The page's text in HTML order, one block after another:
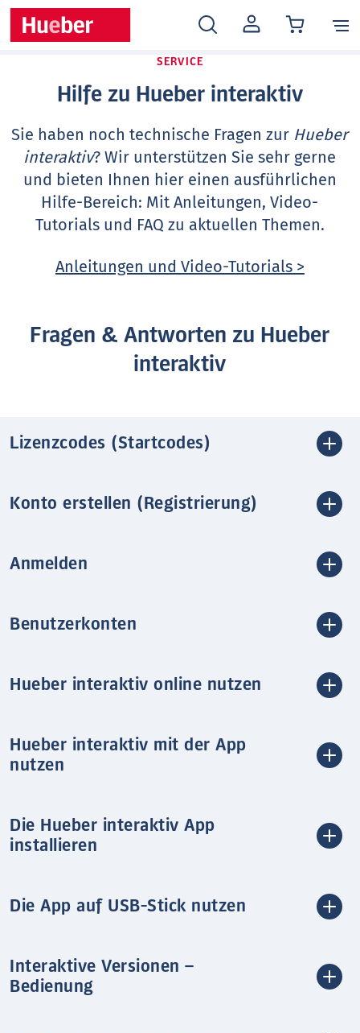
MEIN
KONTO
SERVICE
Hilfe zu Hueber interaktiv
Sie haben noch technische Fragen zur Hueber
interaktiv? Wir unterstützen Sie sehr gerne
und bieten Ihnen hier einen ausführlichen
Hilfe-Bereich: Mit Anleitungen, Video-
Tutorials und FAQ zu aktuellen Themen.
Anleitungen und Video-Tutorials >
Fragen & Antworten zu Hueber
interaktiv
Lizenzcodes (Startcodes)
Konto erstellen (Registrierung)
Anmelden
Benutzerkonten
Hueber interaktiv online nutzen
Hueber interaktiv mit der App
nutzen
Die Hueber interaktiv App
installieren
Die App auf USB-Stick nutzen
Interaktive Versionen –
Bedienung